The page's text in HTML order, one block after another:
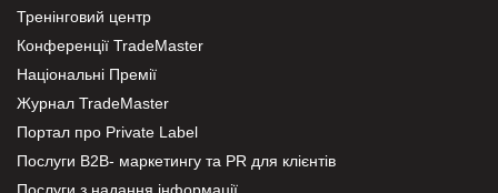
Тренінговий центр
Конференції TradeMaster
Національні Премії
Журнал TradeMaster
Портал про Private Label
Послуги В2В- маркетингу та PR для клієнтів
Послуги з надання інформації